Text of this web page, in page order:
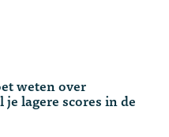
weten over
je lagere scores in de